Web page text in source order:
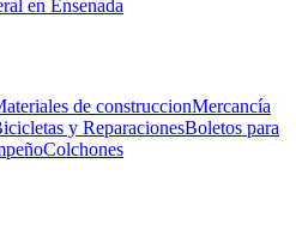
en Ensenada
de construccionMercancía
y ReparacionesBoletos para
Colchones